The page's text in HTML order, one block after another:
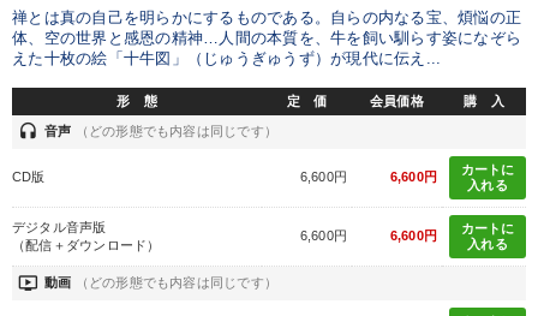
禅とは真の自己を明らかにするものである。自らの内なる宝、煩悩の正
体、空の世界と感恩の精神…人間の本質を、牛を飼い馴らす姿になぞら
えた十枚の絵「十牛図」（じゅうぎゅうず）が現代に伝え...
形 態 定 価 会員価格 購 入
headset 音声 （どの形態でも内容は同じです）
CD版 6,600円 6,600円
カートに
入れる
デジタル音声版
（配信＋ダウンロード）
6,600円 6,600円
カートに
入れる
ondemand_video 動画 （どの形態でも内容は同じです）